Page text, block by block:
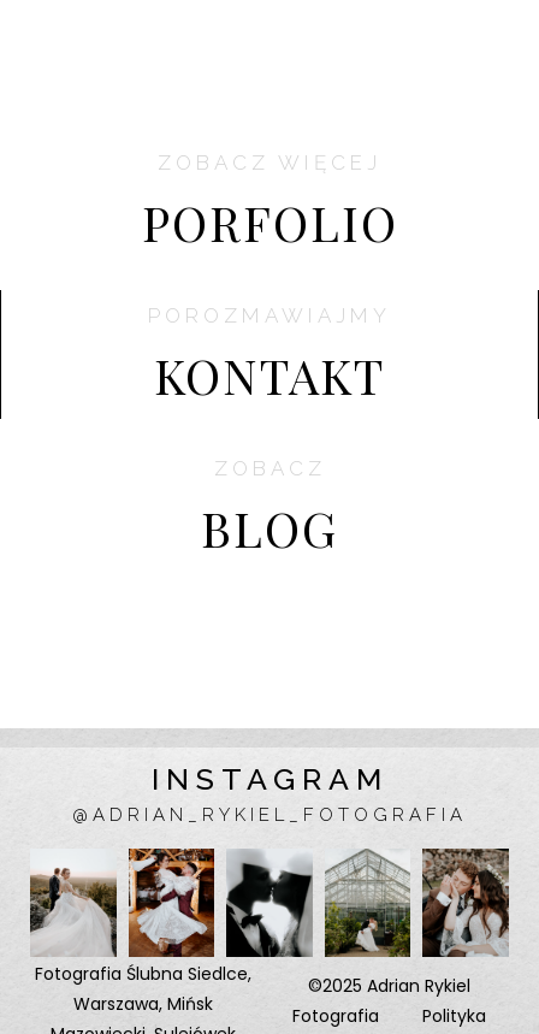
ZOBACZ WIĘCEJ
PORFOLIO
POROZMAWIAJMY
KONTAKT
ZOBACZ
BLOG
INSTAGRAM
@ADRIAN_RYKIEL_FOTOGRAFIA
©2025 Adrian Rykiel
Fotografia Polityka
Fotografia ŚlubnaSiedlce,
Warszawa,Mińsk